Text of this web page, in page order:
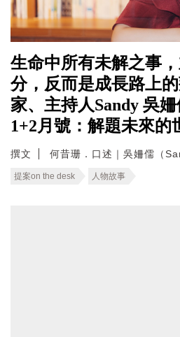
生命中所有未解之事
分，反而是成長路上
家、主持人Sandy 吳姍
1+2月號：解題未來的
撰文 何昔珊．口述｜吳姍儒（
提案on the desk 人物故事